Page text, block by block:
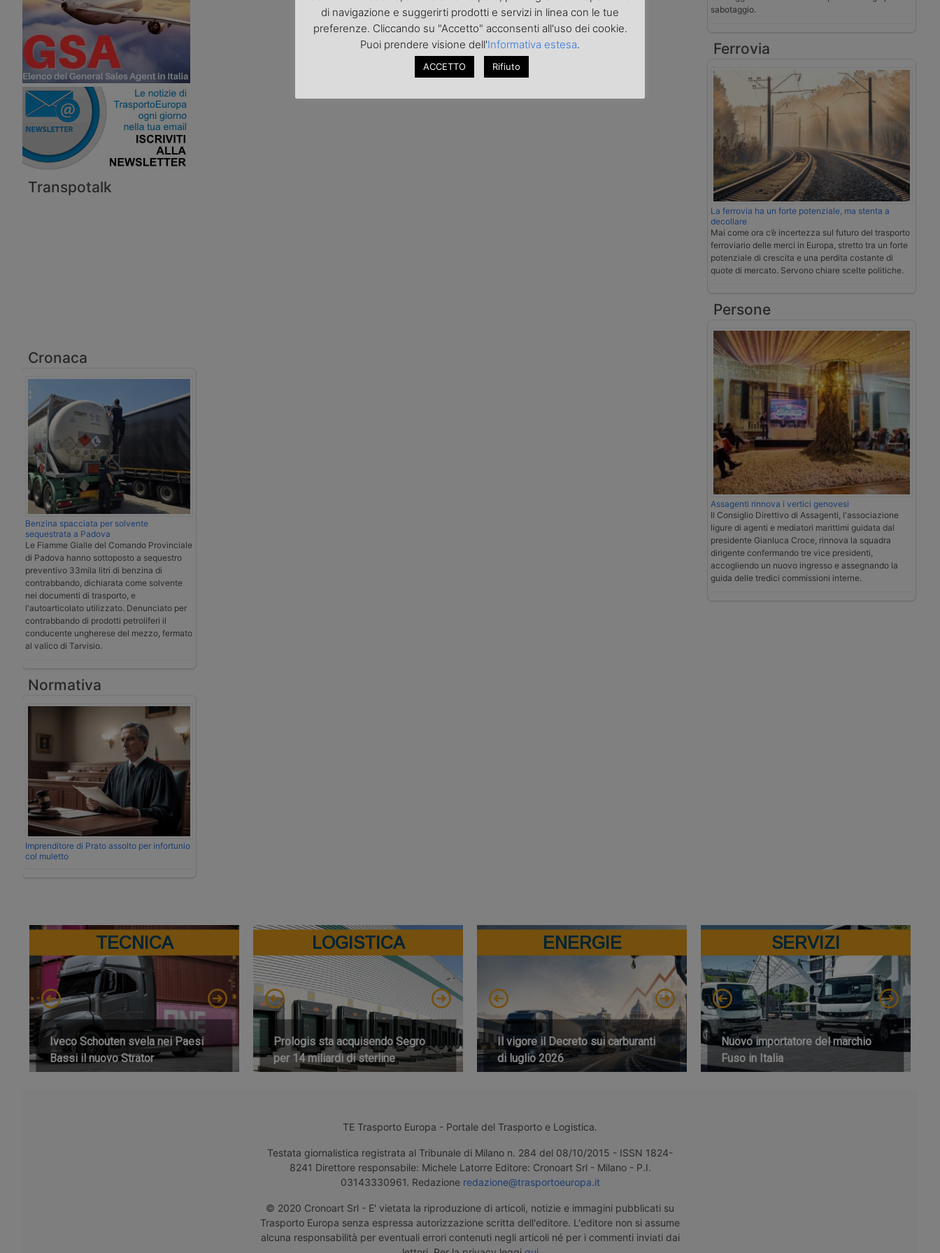
Transpotalk
Cronaca
Benzina spacciata per solvente
sequestrata a Padova
Le Fiamme Gialle del Comando Provinciale
di Padova hanno sottoposto a sequestro
preventivo 33mila litri di benzina di
contrabbando, dichiarata come solvente
nei documenti di trasporto, e
l'autoarticolato utilizzato. Denunciato per
contrabbando di prodotti petroliferi il
conducente ungherese del mezzo, fermato
al valico di Tarvisio.
Normativa
Imprenditore di Prato assolto per infortunio
col muletto
sabotaggio.
Ferrovia
La ferrovia ha un forte potenziale, ma stenta a
decollare
Mai come ora c’è incertezza sul futuro del trasporto
ferroviario delle merci in Europa, stretto tra un forte
potenziale di crescita e una perdita costante di
quote di mercato. Servono chiare scelte politiche.
Persone
Assagenti rinnova i vertici genovesi
Il Consiglio Direttivo di Assagenti, l'associazione
ligure di agenti e mediatori marittimi guidata dal
presidente Gianluca Croce, rinnova la squadra
dirigente confermando tre vice presidenti,
accogliendo un nuovo ingresso e assegnando la
guida delle tredici commissioni interne.
TECNICA
Iveco Schouten svela nei Paesi
Bassi il nuovo Strator
LOGISTICA
Prologis sta acquisendo Segro
per 14 miliardi di sterline
ENERGIE
Il vigore il Decreto sui carburanti
di luglio 2026
SERVIZI
Nuovo importatore del marchio
Fuso in Italia
TE Trasporto Europa - Portale del Trasporto e Logistica.
Testata giornalistica registrata al Tribunale di Milano n. 284 del 08/10/2015 - ISSN 1824-
8241 Direttore responsabile: Michele Latorre Editore: Cronoart Srl - Milano - P.I.
03143330961. Redazione redazione@trasportoeuropa.it
© 2020 Cronoart Srl - E' vietata la riproduzione di articoli, notizie e immagini pubblicati su
Trasporto Europa senza espressa autorizzazione scritta dell'editore. L'editore non si assume
alcuna responsabilità per eventuali errori contenuti negli articoli né per i commenti inviati dai
di navigazione e suggerirti prodotti e servizi in linea con le tue
preferenze. Cliccando su "Accetto" acconsenti all'uso dei cookie.
Puoi prendere visione dell'Informativa estesa.
ACCETTO Rifiuto